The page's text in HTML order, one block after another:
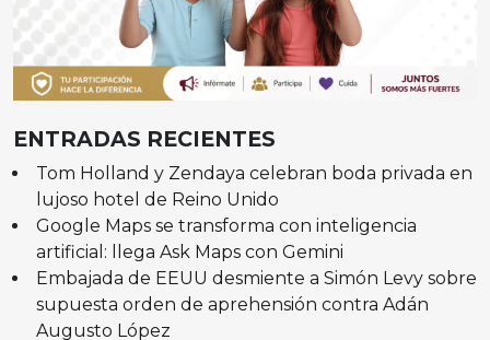
ENTRADAS RECIENTES
Tom Holland y Zendaya celebran boda privada en
lujoso hotel de Reino Unido
Google Maps se transforma con inteligencia
artificial: llega Ask Maps con Gemini
Embajada de EEUU desmiente a Simón Levy sobre
supuesta orden de aprehensión contra Adán
Augusto López